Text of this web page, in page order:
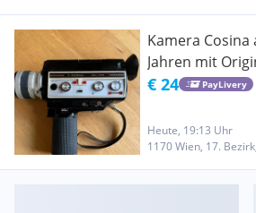
Kamera Cosina
Jahren mit
€ 24 PayLivery
Heute, 19:13 Uhr
1170 Wien, 17.